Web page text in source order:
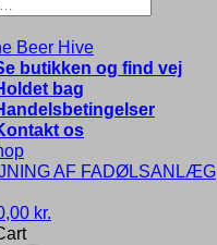
Beer Hive
butikken og find vej
bag
os
AF FADØLSANLÆG
kr.